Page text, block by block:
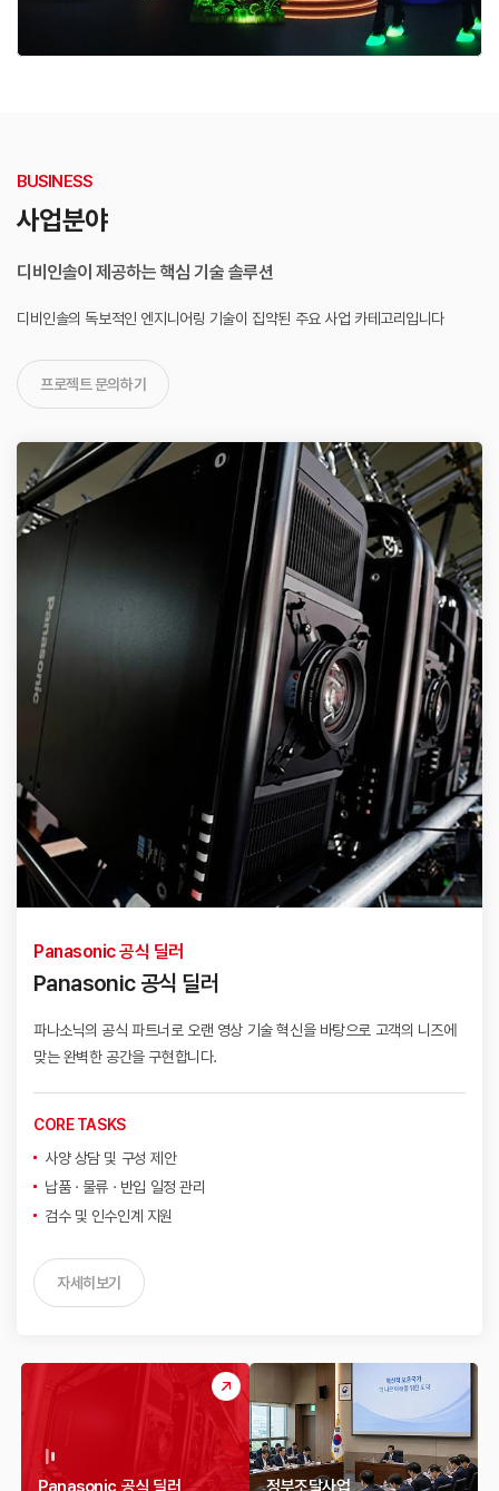
BUSINESS
사업분야
디비인솔이 제공하는 핵심 기술 솔루션
디비인솔의 독보적인 엔지니어링 기술이 집약된 주요 사업 카테고리입니다
프로젝트 문의하기
Panasonic 공식 딜러
Panasonic 공식 딜러
파나소닉의 공식 파트너로 오랜 영상 기술 혁신을 바탕으로 고객의 니즈에
맞는 완벽한 공간을 구현합니다.
CORE TASKS
사양 상담 및 구성 제안
납품 · 물류 · 반입 일정 관리
검수 및 인수인계 지원
자세히보기
Panasonic 공식 딜러 정부조달사업